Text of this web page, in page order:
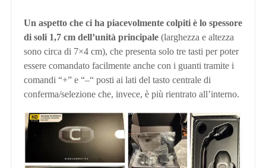
Un aspetto che ci ha piacevolmente colpiti è lo spessore
di soli 1,7 cm dell’unità principale (larghezza e altezza
sono circa di 7×4 cm), che presenta solo tre tasti per poter
essere comandato facilmente anche con i guanti tramite i
comandi “+” e “–“ posti ai lati del tasto centrale di
conferma/selezione che, invece, è più rientrato all’interno.